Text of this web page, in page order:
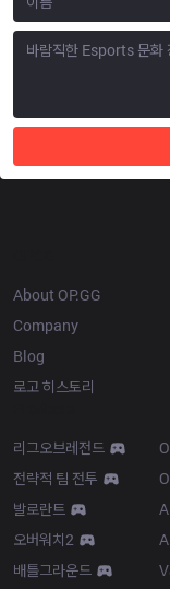
About OP.GG
Company
Blog
로고 히스토리
리그오브레전드
전략적 팀 전투
발로란트
오버워치2
배틀그라운드